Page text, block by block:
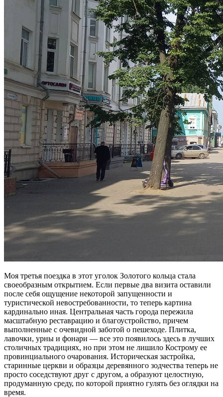
Моя третья поездка в этот уголок Золотого кольца стала
своеобразным открытием. Если первые два визита оставили
после себя ощущение некоторой запущенности и
туристической невостребованности, то теперь картина
кардинально иная. Центральная часть города пережила
масштабную реставрацию и благоустройство, причем
выполненные с очевидной заботой о пешеходе. Плитка,
лавочки, урны и фонари — все это появилось здесь в лучших
столичных традициях, но при этом не лишило Кострому ее
провинциального очарования. Историческая застройка,
старинные церкви и образцы деревянного зодчества теперь не
просто соседствуют друг с другом, а образуют целостную,
продуманную среду, по которой приятно гулять без оглядки на
время.